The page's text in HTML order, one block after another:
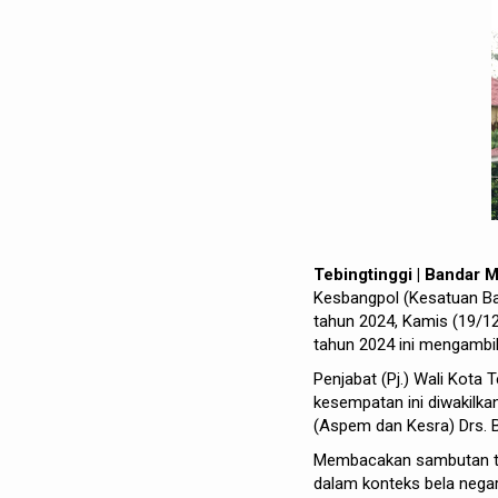
Tebingtinggi | Bandar
Kesbangpol (Kesatuan
tahun 2024, Kamis (19/
tahun 2024 ini
Penjabat (Pj.) Wali Kota
kesempatan ini
(Aspem dan Kesra) Drs.
Membacakan sambutan
dalam konteks bela